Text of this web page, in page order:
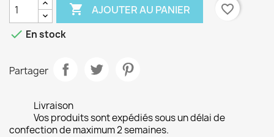
 AJOUTER AU PANIER
favorite_border
 En stock
Partager
Livraison
Vos produits sont expédiés sous un délai de
confection de maximum 2 semaines.